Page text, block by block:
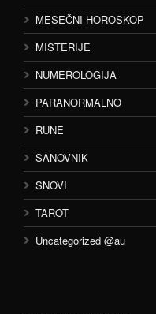
MESEČNI HOROSKOP
MISTERIJE
NUMEROLOGIJA
PARANORMALNO
RUNE
SANOVNIK
SNOVI
TAROT
Uncategorized @au